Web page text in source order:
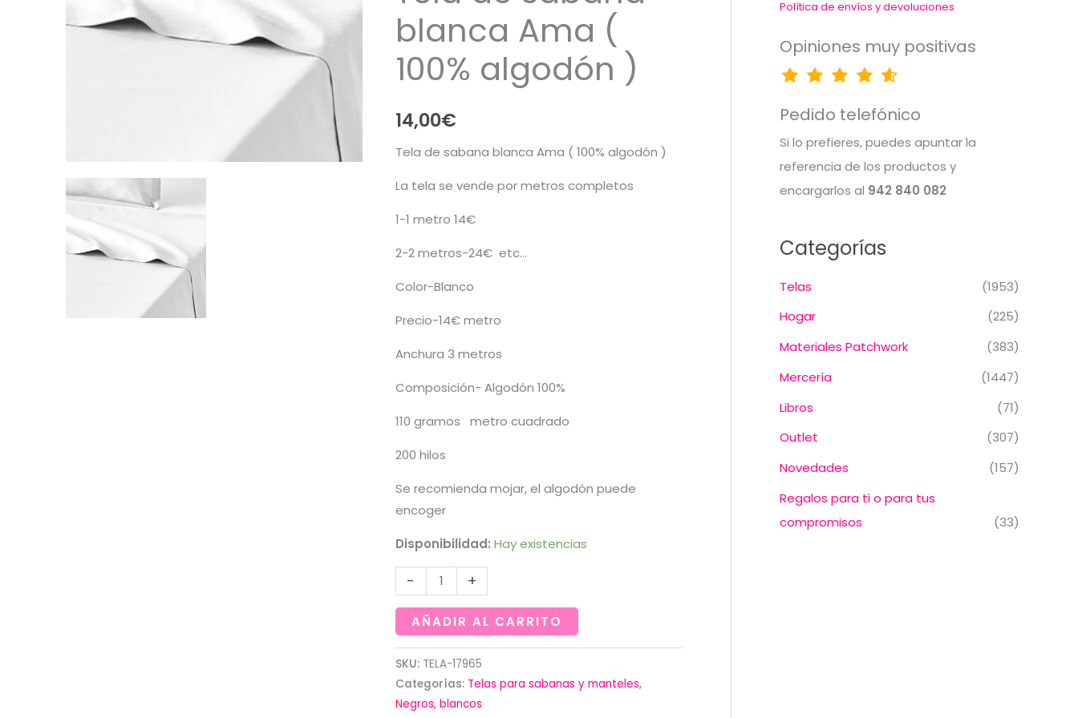
blanca Ama (
100% algodón )
14,00€
Tela de sabana blanca Ama ( 100% algodón )
La tela se vende por metros completos
1-1 metro 14€
2-2 metros-24€ etc…
Color-Blanco
Precio-14€ metro
Anchura 3 metros
Composición- Algodón 100%
110 gramos metro cuadrado
200 hilos
Se recomienda mojar, el algodón puede
encoger
Disponibilidad: Hay existencias
-
Tela
de
sabana
blanca
Ama
(
100%
+
AÑADIR AL CARRITO
SKU: TELA-17965
Categorías: Telas para sabanas y manteles,
Negros, blancos
Política de envíos y devoluciones
Opiniones muy positivas
Pedido telefónico
Si lo prefieres, puedes apuntar la
referencia de los productos y
encargarlos al 942 840 082
Categorías
Telas
(1953)
Hogar
(225)
Materiales Patchwork
(383)
Mercería
(1447)
Libros
(71)
Outlet
(307)
Novedades
(157)
Regalos para ti o para tus
compromisos
(33)